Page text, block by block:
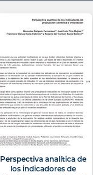
Perspectiva analítica de
los indicadores de